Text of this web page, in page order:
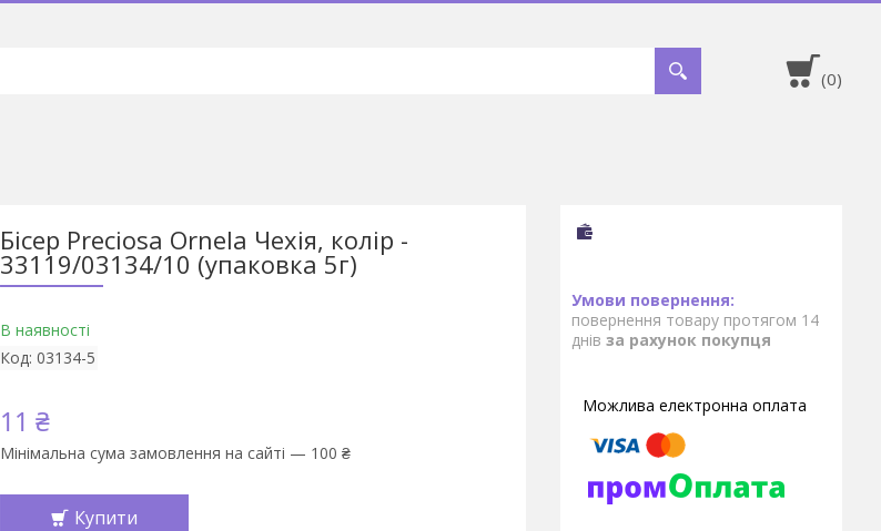
Бісер Preciosa Ornela Чехія, колір -
33119/03134/10 (упаковка 5г)
В наявності
Код: 03134-5
11 ₴
Мінімальна сума замовлення на сайті — 100 ₴
Купити
повернення товару протягом 14
днів за рахунок покупця